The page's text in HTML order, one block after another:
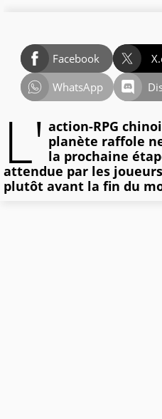
Facebook
WhatsApp
L' action-RPG
planète raffole
la prochaine
attendue par les
plutôt avant la fin du